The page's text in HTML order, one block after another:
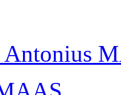
Antonius